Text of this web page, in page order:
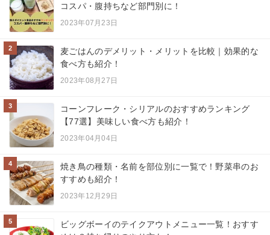
コスパ・腹持ちなど部門別に！
2023年07月23日
2
麦ごはんのデメリット・メリットを比較｜効果的な
食べ方も紹介！
2023年08月27日
3
コーンフレーク・シリアルのおすすめランキング
【77選】美味しい食べ方も紹介！
2023年04月04日
4
焼き鳥の種類・名前を部位別に一覧で！野菜串のお
すすめも紹介！
2023年12月29日
5
ビッグボーイのテイクアウトメニュー一覧！おすす